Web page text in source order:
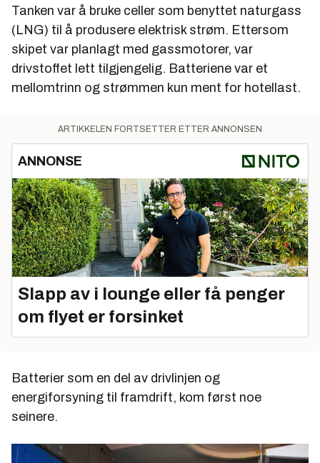
Tanken var å bruke celler som benyttet naturgass
(LNG) til å produsere elektrisk strøm. Ettersom
skipet var planlagt med gassmotorer, var
drivstoffet lett tilgjengelig. Batteriene var et
mellomtrinn og strømmen kun ment for hotellast.
ARTIKKELEN FORTSETTER ETTER ANNONSEN
ANNONSE
Slapp av i lounge eller få penger
om flyet er forsinket
Batterier som en del av drivlinjen og
energiforsyning til framdrift, kom først noe
seinere.